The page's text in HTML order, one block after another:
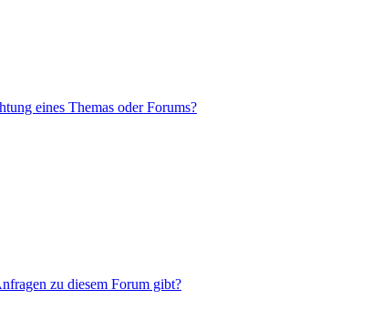
eines Themas oder Forums?
zu diesem Forum gibt?